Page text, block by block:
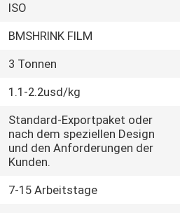
ISO
BMSHRINK FILM
3 Tonnen
1.1-2.2usd/kg
Standard-Exportpaket oder
nach dem speziellen Design
und den Anforderungen der
Kunden.
7-15 Arbeitstage